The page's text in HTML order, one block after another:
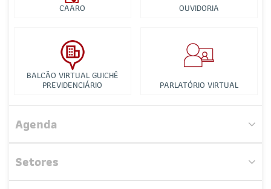
CAARO OUVIDORIA
BALCÃO VIRTUAL GUICHÊ
PREVIDENCIÁRIO PARLATÓRIO VIRTUAL
Agenda
Setores
Comissão de Métodos Adequados de Solução de
Conflitos e de Direito Sistêmico
Comissão Gestora do Escritório Corporativo